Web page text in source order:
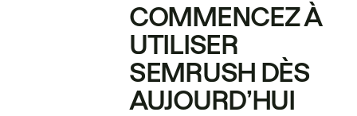
COMMENCEZ À
UTILISER
SEMRUSH DÈS
AUJOURD’HUI